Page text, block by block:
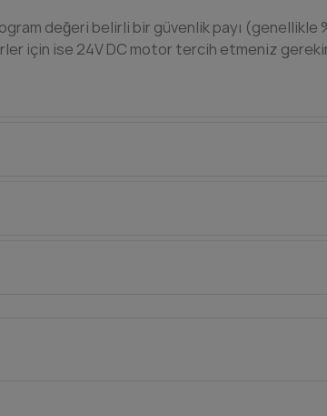
değeri belirli bir güvenlik payı (genellikle
için ise 24V DC motor tercih etmeniz
kapağı ürünün yanında gelen anahtar ile
destek almanızı veya profesyonel
kaynak ustasından hizmet alıp ürünün
sorunlarda parça değişimi veya onarım
ise tamirat için toplam bir maliyet çıkarılır